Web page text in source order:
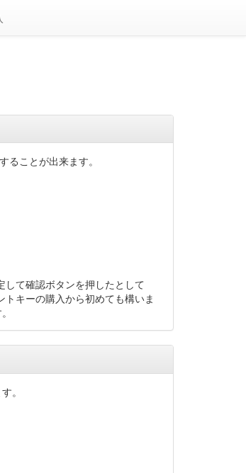
ことが出来ます。
て確認ボタンを押したとして
キーの購入から初めても構いま
。